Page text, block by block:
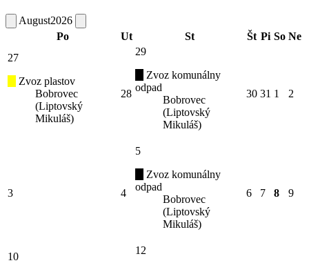
August2026
Po
Ut St Št Pi So Ne
27
Zvoz plastov
Bobrovec
(Liptovský
Mikuláš)
28
29
Zvoz komunálny
odpad
Bobrovec
(Liptovský
Mikuláš)
30 31 1 2
3 4
5
Zvoz komunálny
odpad
Bobrovec
(Liptovský
Mikuláš)
6 7 8 9
10
12